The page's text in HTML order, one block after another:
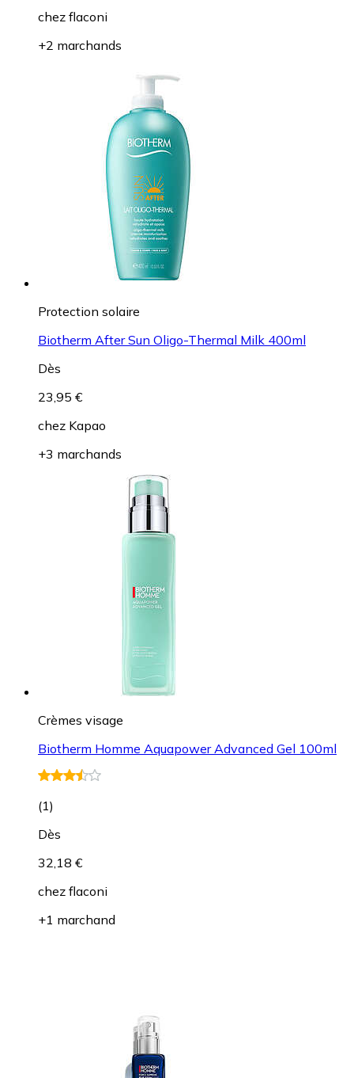
chez flaconi
+2 marchands
Protection solaire
Biotherm After Sun Oligo-Thermal Milk 400ml
Dès
23,95 €
chez Kapao
+3 marchands
Crèmes visage
Biotherm Homme Aquapower Advanced Gel 100ml
(1)
Dès
32,18 €
chez flaconi
+1 marchand